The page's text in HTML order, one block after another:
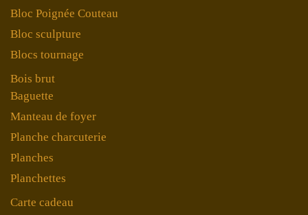
Bloc Poignée Couteau
Bloc sculpture
Blocs tournage
Bois brut
Baguette
Manteau de foyer
Planche charcuterie
Planches
Planchettes
Carte cadeau